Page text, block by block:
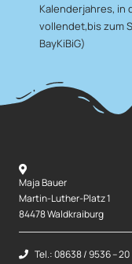
Kalenderjahres, in
vollendet,bis zum
BayKiBiG)
Maja Bauer
Martin-Luther-Platz 1
84478 Waldkraiburg
Tel.: 08638 / 9536 – 20